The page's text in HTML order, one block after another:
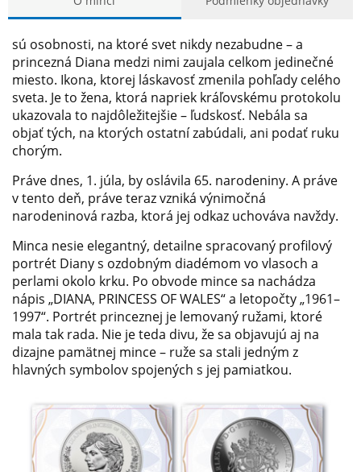
sú osobnosti, na ktoré svet nikdy nezabudne – a
princezná Diana medzi nimi zaujala celkom jedinečné
miesto. Ikona, ktorej láskavosť zmenila pohľady celého
sveta. Je to žena, ktorá napriek kráľovskému protokolu
ukazovala to najdôležitejšie – ľudskosť. Nebála sa
objať tých, na ktorých ostatní zabúdali, ani podať ruku
chorým.
Práve dnes, 1. júla, by oslávila 65. narodeniny. A práve
v tento deň, práve teraz vzniká výnimočná
narodeninová razba, ktorá jej odkaz uchováva navždy.
Minca nesie elegantný, detailne spracovaný profilový
portrét Diany s ozdobným diadémom vo vlasoch a
perlami okolo krku. Po obvode mince sa nachádza
nápis „DIANA, PRINCESS OF WALES“ a letopočty „1961–
1997“. Portrét princeznej je lemovaný ružami, ktoré
mala tak rada. Nie je teda divu, že sa objavujú aj na
dizajne pamätnej mince – ruže sa stali jedným z
hlavných symbolov spojených s jej pamiatkou.